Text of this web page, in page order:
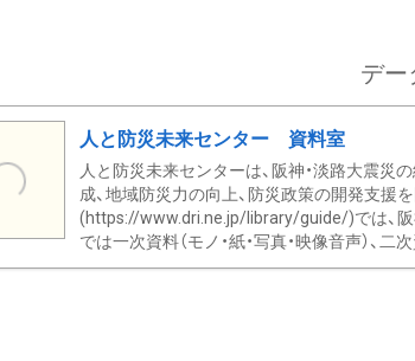
デー
人と防災未来センター 資料室
人と防災未来センターは、阪神・淡路大震災
成、地域防災力の向上、防災政策の開発支援
(https://www.dri.ne.jp/library/guide/)では、阪
では一次資料（モノ・紙・写真・映像音声）、二次